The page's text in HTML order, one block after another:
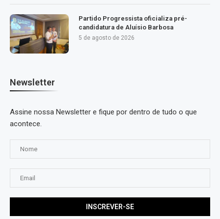
Partido Progressista oficializa pré-
candidatura de Aluísio Barbosa
5 de agosto de 2026
Newsletter
Assine nossa Newsletter e fique por dentro de tudo o que
acontece.